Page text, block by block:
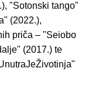
"Sotonski tango"
(2022.),
priča – "Seiobo
(2017.) te